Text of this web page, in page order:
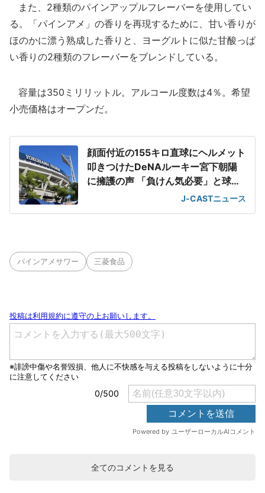
また、2種類のパインアップルフレーバーを使用してい
る。「パインアメ」の香りを再現するために、甘い香りが
ほのかに漂う熟成した香りと、ヨーグルトに似た甘酸っぱ
い香りの2種類のフレーバーをブレンドしている。
容量は350ミリリットル。アルコール度数は4％。希望
小売価格はオープンだ。
顔面付近の155キロ直球にヘルメット
叩きつけたDeNAルーキー宮下朝陽
に擁護の声 「負けん気必要」と球団
J-CASTニュース
パインアメサワー 三菱食品
全てのコメントを見る